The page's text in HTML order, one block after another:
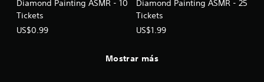
Diamond Painting ASMR - 10
Tickets
US$0.99
Diamond Painting ASMR - 25
Tickets
US$1.99
Mostrar más